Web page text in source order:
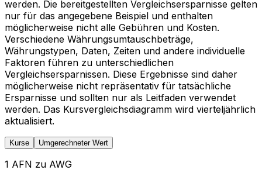
werden. Die bereitgestellten Vergleichsersparnisse gelten
nur für das angegebene Beispiel und enthalten
möglicherweise nicht alle Gebühren und Kosten.
Verschiedene Währungsumtauschbeträge,
Währungstypen, Daten, Zeiten und andere individuelle
Faktoren führen zu unterschiedlichen
Vergleichsersparnissen. Diese Ergebnisse sind daher
möglicherweise nicht repräsentativ für tatsächliche
Ersparnisse und sollten nur als Leitfaden verwendet
werden. Das Kursvergleichsdiagramm wird vierteljährlich
aktualisiert.
Kurse Umgerechneter Wert
1 AFN zu AWG